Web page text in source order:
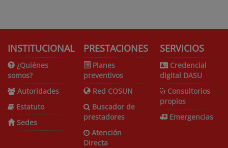
INSTITUCIONAL
¿Quiénes
somos?
Autoridades
Estatuto
Sedes
PRESTACIONES
Planes
preventivos
Red COSUN
Buscador de
prestadores
Atención
Directa
SERVICIOS
Credencial
digital DASU
Consultorios
propios
Emergencias